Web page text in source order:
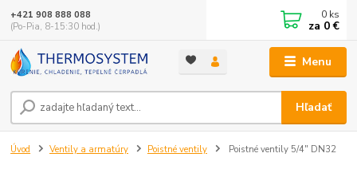
Menu
Hľadať
+421 908 888 088
(Po-Pia, 8-15:30 hod.)
0 ks
za 0 €
Úvod Ventily a armatúry Poistné ventily Poistné ventily 5/4" DN32